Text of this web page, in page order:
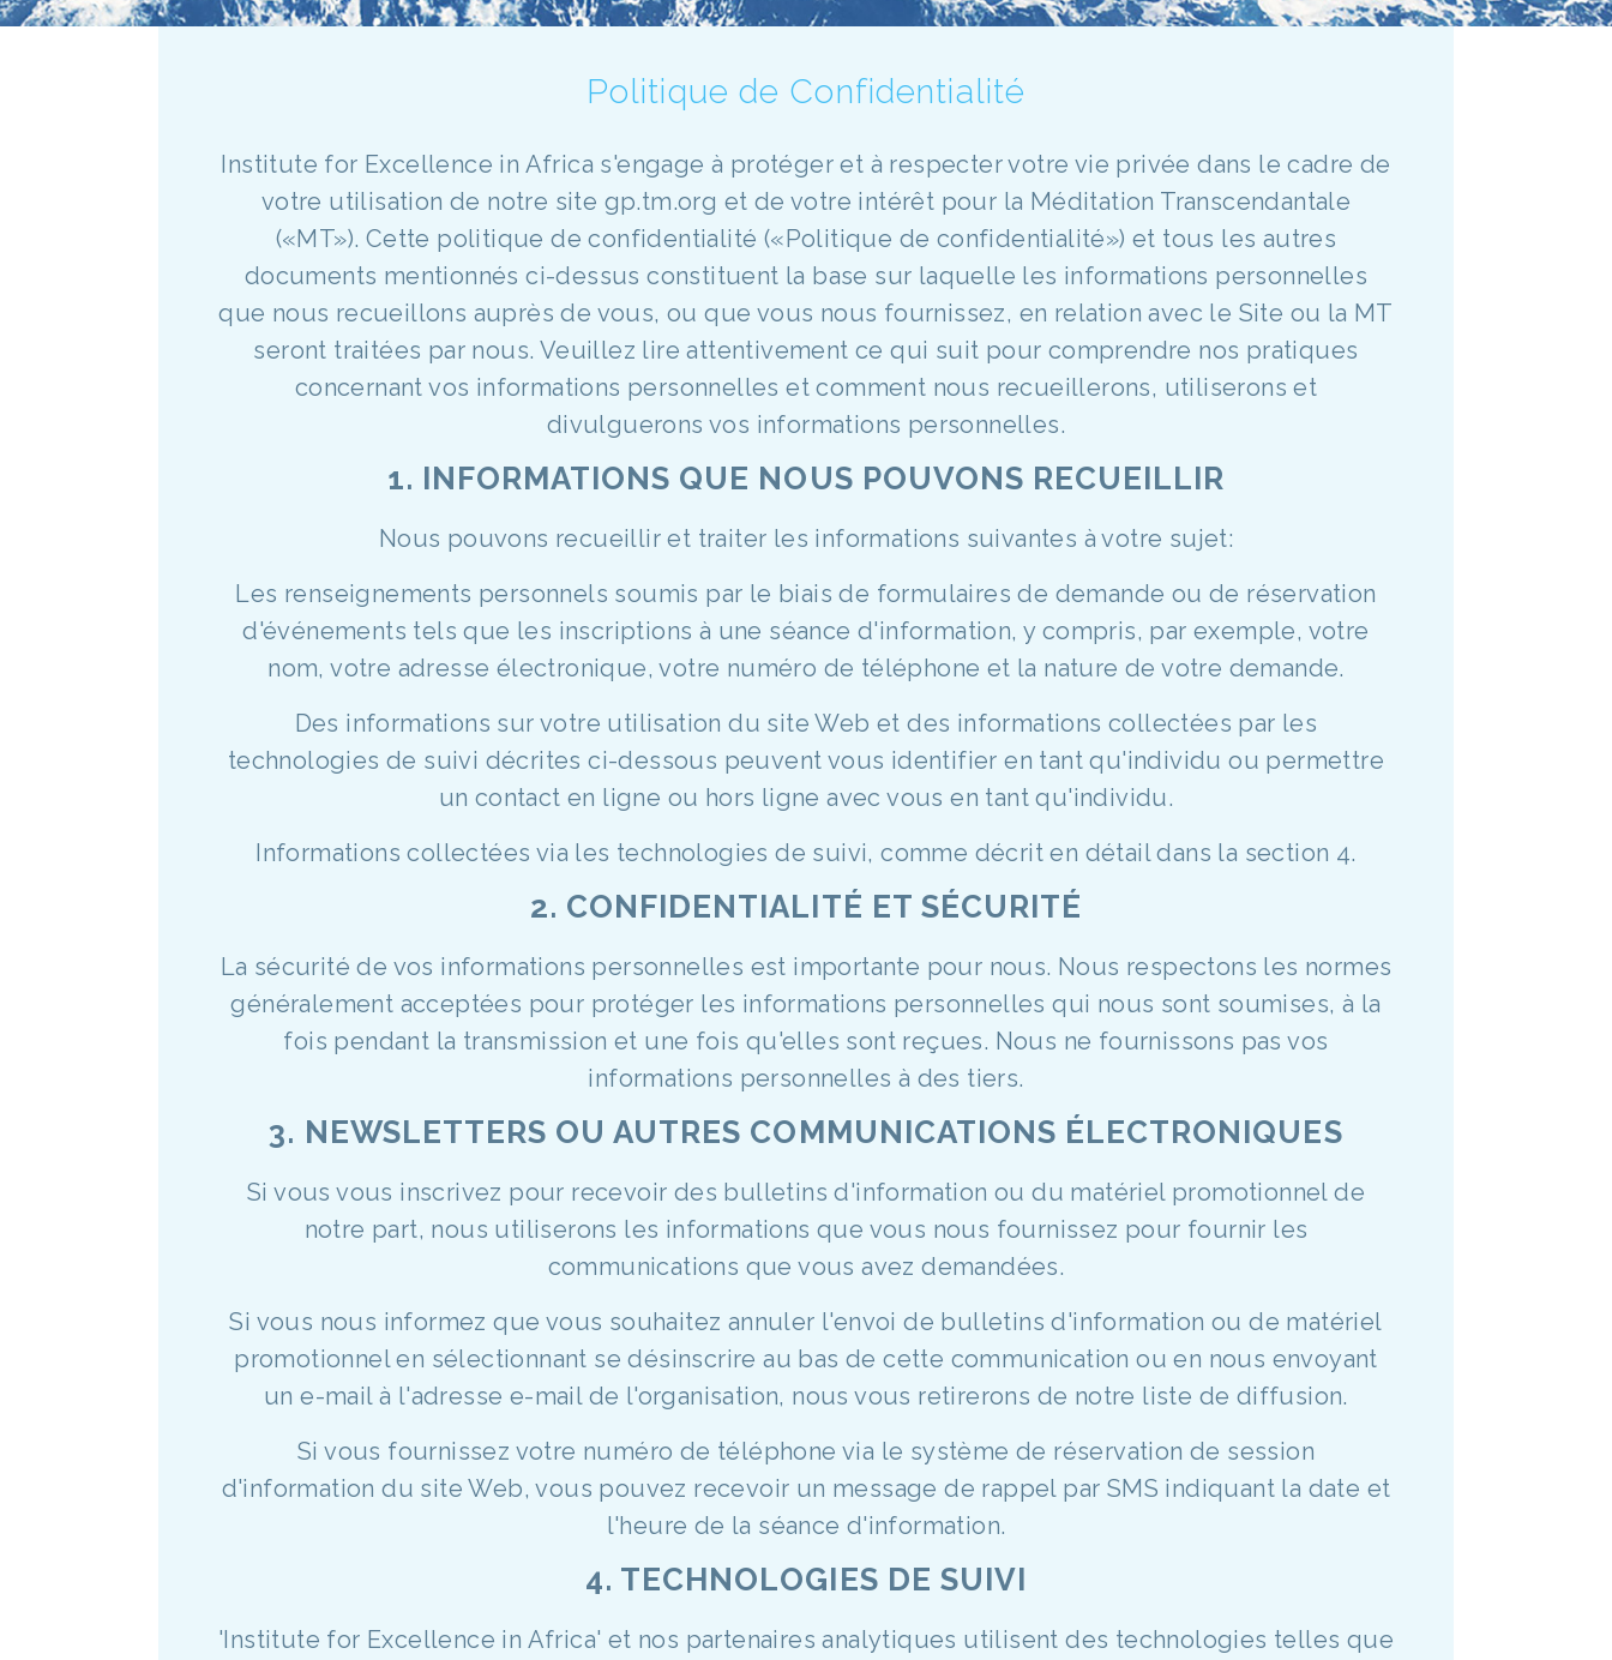
Politique de Confidentialité
Institute for Excellence in Africa s'engage à protéger et à respecter votre vie privée dans le cadre de
votre utilisation de notre site gp.tm.org et de votre intérêt pour la Méditation Transcendantale
(«MT»). Cette politique de confidentialité («Politique de confidentialité») et tous les autres
documents mentionnés ci-dessus constituent la base sur laquelle les informations personnelles
que nous recueillons auprès de vous, ou que vous nous fournissez, en relation avec le Site ou la MT
seront traitées par nous. Veuillez lire attentivement ce qui suit pour comprendre nos pratiques
concernant vos informations personnelles et comment nous recueillerons, utiliserons et
divulguerons vos informations personnelles.
1. INFORMATIONS QUE NOUS POUVONS RECUEILLIR
Nous pouvons recueillir et traiter les informations suivantes à votre sujet:
Les renseignements personnels soumis par le biais de formulaires de demande ou de réservation
d'événements tels que les inscriptions à une séance d'information, y compris, par exemple, votre
nom, votre adresse électronique, votre numéro de téléphone et la nature de votre demande.
Des informations sur votre utilisation du site Web et des informations collectées par les
technologies de suivi décrites ci-dessous peuvent vous identifier en tant qu'individu ou permettre
un contact en ligne ou hors ligne avec vous en tant qu'individu.
Informations collectées via les technologies de suivi, comme décrit en détail dans la section 4.
2. CONFIDENTIALITÉ ET SÉCURITÉ
La sécurité de vos informations personnelles est importante pour nous. Nous respectons les normes
généralement acceptées pour protéger les informations personnelles qui nous sont soumises, à la
fois pendant la transmission et une fois qu'elles sont reçues. Nous ne fournissons pas vos
informations personnelles à des tiers.
3. NEWSLETTERS OU AUTRES COMMUNICATIONS ÉLECTRONIQUES
Si vous vous inscrivez pour recevoir des bulletins d'information ou du matériel promotionnel de
notre part, nous utiliserons les informations que vous nous fournissez pour fournir les
communications que vous avez demandées.
Si vous nous informez que vous souhaitez annuler l'envoi de bulletins d'information ou de matériel
promotionnel en sélectionnant se désinscrire au bas de cette communication ou en nous envoyant
un e-mail à l'adresse e-mail de l'organisation, nous vous retirerons de notre liste de diffusion.
Si vous fournissez votre numéro de téléphone via le système de réservation de session
d'information du site Web, vous pouvez recevoir un message de rappel par SMS indiquant la date et
l'heure de la séance d'information.
4. TECHNOLOGIES DE SUIVI
'Institute for Excellence in Africa' et nos partenaires analytiques utilisent des technologies telles que